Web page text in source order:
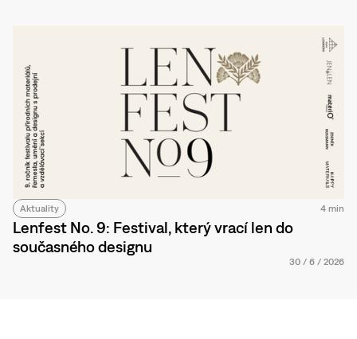
Aktuality 4 min
Lenfest No. 9: Festival, který vrací len do
současného designu
30 / 6 / 2026